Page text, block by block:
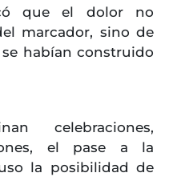
que el dolor no
marcador, sino de
habían construido
celebraciones,
el pase a la
la posibilidad de